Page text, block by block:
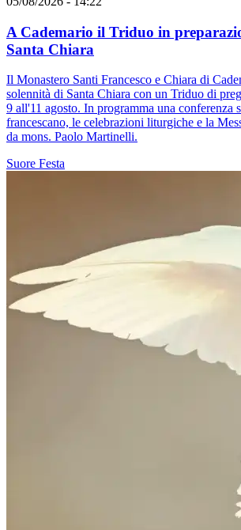
A Cademario il Triduo in
Santa Chiara
Il Monastero Santi Francesco e Chiara di
solennità di Santa Chiara con un Triduo di
9 all'11 agosto. In programma una conferenza
francescano, le celebrazioni liturgiche e la
da mons. Paolo Martinelli.
Suore Festa